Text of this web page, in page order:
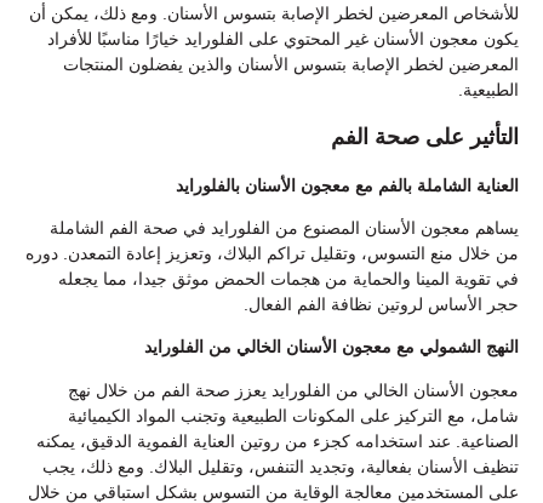
للأشخاص المعرضين لخطر الإصابة بتسوس الأسنان. ومع ذلك، يمكن أن
يكون معجون الأسنان غير المحتوي على الفلورايد خيارًا مناسبًا للأفراد
المعرضين لخطر الإصابة بتسوس الأسنان والذين يفضلون المنتجات
الطبيعية.
التأثير على صحة الفم
العناية الشاملة بالفم مع معجون الأسنان بالفلورايد
يساهم معجون الأسنان المصنوع من الفلورايد في صحة الفم الشاملة
من خلال منع التسوس، وتقليل تراكم البلاك، وتعزيز إعادة التمعدن. دوره
في تقوية المينا والحماية من هجمات الحمض موثق جيدا، مما يجعله
حجر الأساس لروتين نظافة الفم الفعال.
النهج الشمولي مع معجون الأسنان الخالي من الفلورايد
معجون الأسنان الخالي من الفلورايد يعزز صحة الفم من خلال نهج
شامل، مع التركيز على المكونات الطبيعية وتجنب المواد الكيميائية
الصناعية. عند استخدامه كجزء من روتين العناية الفموية الدقيق، يمكنه
تنظيف الأسنان بفعالية، وتجديد التنفس، وتقليل البلاك. ومع ذلك، يجب
على المستخدمين معالجة الوقاية من التسوس بشكل استباقي من خلال